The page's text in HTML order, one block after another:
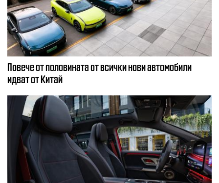
Повече от половината от всички нови автомобили
идват от Китай